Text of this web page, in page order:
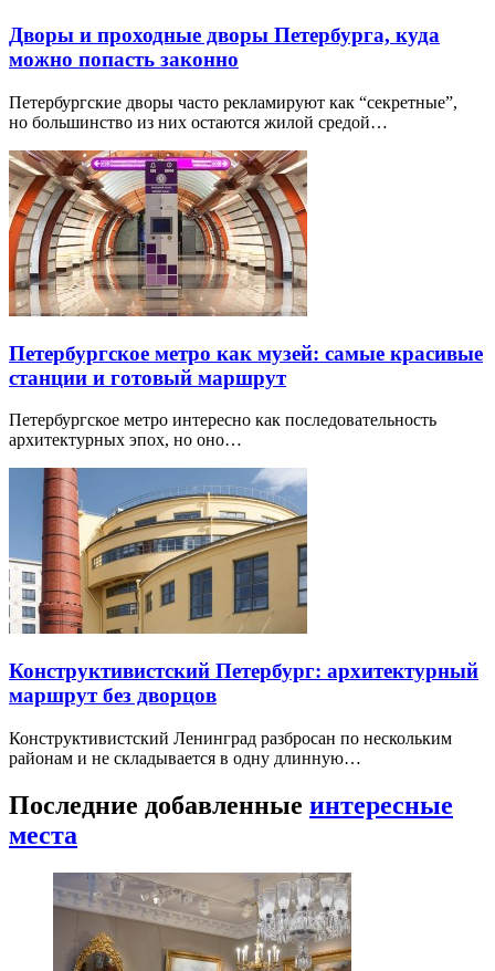
Дворы и проходные дворы Петербурга, куда
можно попасть законно
Петербургские дворы часто рекламируют как “секретные”,
но большинство из них остаются жилой средой…
Петербургское метро как музей: самые красивые
станции и готовый маршрут
Петербургское метро интересно как последовательность
архитектурных эпох, но оно…
Конструктивистский Петербург: архитектурный
маршрут без дворцов
Конструктивистский Ленинград разбросан по нескольким
районам и не складывается в одну длинную…
Последние добавленные интересные
места